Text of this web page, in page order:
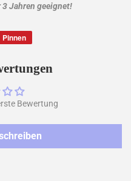
Jahren geeignet!
Pinnen
pinnen
Bewertung